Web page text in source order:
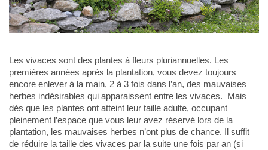
Les vivaces sont des plantes à fleurs pluriannuelles. Les
premières années après la plantation, vous devez toujours
encore enlever à la main, 2 à 3 fois dans l’an, des mauvaises
herbes indésirables qui apparaissent entre les vivaces. Mais
dès que les plantes ont atteint leur taille adulte, occupant
pleinement l’espace que vous leur avez réservé lors de la
plantation, les mauvaises herbes n’ont plus de chance. Il suffit
de réduire la taille des vivaces par la suite une fois par an (si